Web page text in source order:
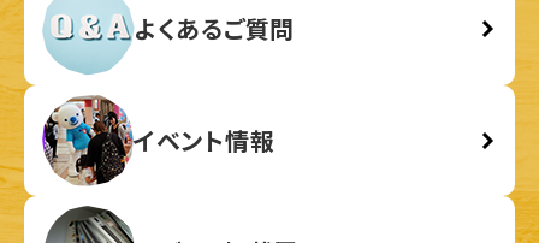
よくあるご質問
イベント情報